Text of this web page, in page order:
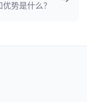
势是什么？